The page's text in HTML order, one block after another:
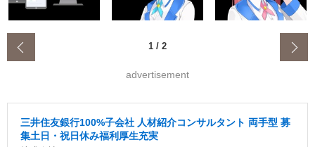
1 / 2
advertisement
三井住友銀行100%子会社 人材紹介コンサルタント 両手型 募
集土日・祝日休み福利厚生充実